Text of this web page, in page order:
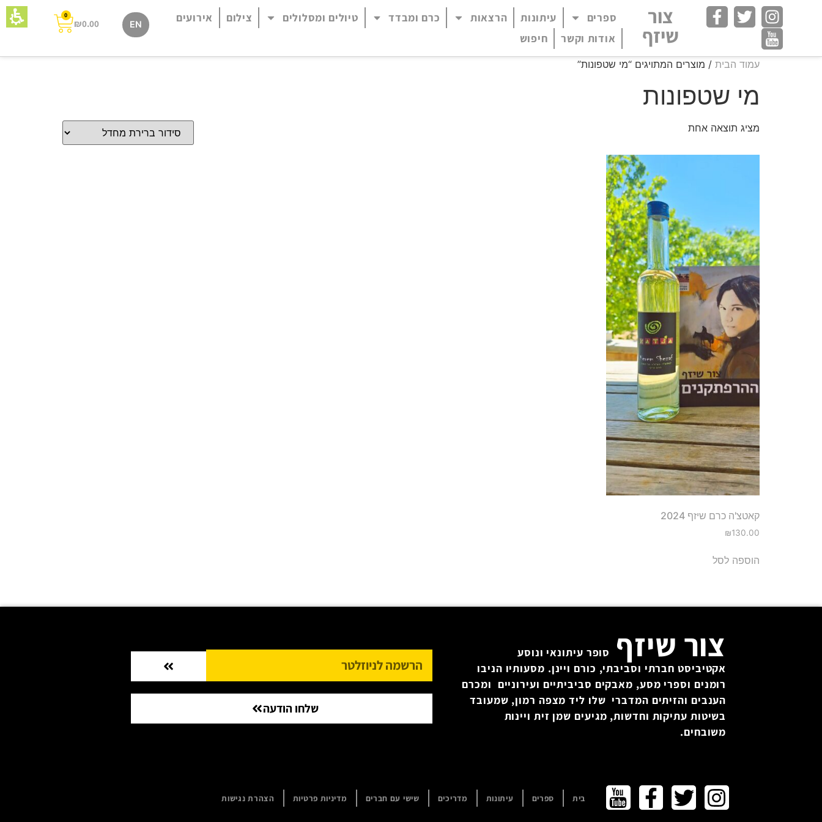
צור
שיזף
פתח תפריט במצב נגיש (התפריט יפתח בחלונית פופ-אפ)
ספרים עיתונות הרצאות כרם ומבדד טיולים ומסלולים צילום
אירועים
אודות וקשר
חיפוש
EN
₪0.00
0
עמוד הבית / מוצרים המתויגים “מי שטפונות”
מי שטפונות
מציג תוצאה אחת
קאטצ'ה כרם שיזף 2024
₪130.00
הוספה לסל
צור שיזף סופר עיתונאי ונוסע
אקטיביסט חברתי וסביבתי, כורם ויינן. מסעותיו הניבו
רומנים וספרי מסע, מאבקים סביביתיים ועירוניים ומכרם
הענבים והזיתים המדברי שלו ליד מצפה רמון, שמעובד
בשיטות עתיקות וחדשות, מגיעים שמן זית ויינות
משובחים.
שלחו הודעה
בית ספרים עיתונות מדריכים שישי עם חברים מדיניות פרטיות הצהרת נגישות